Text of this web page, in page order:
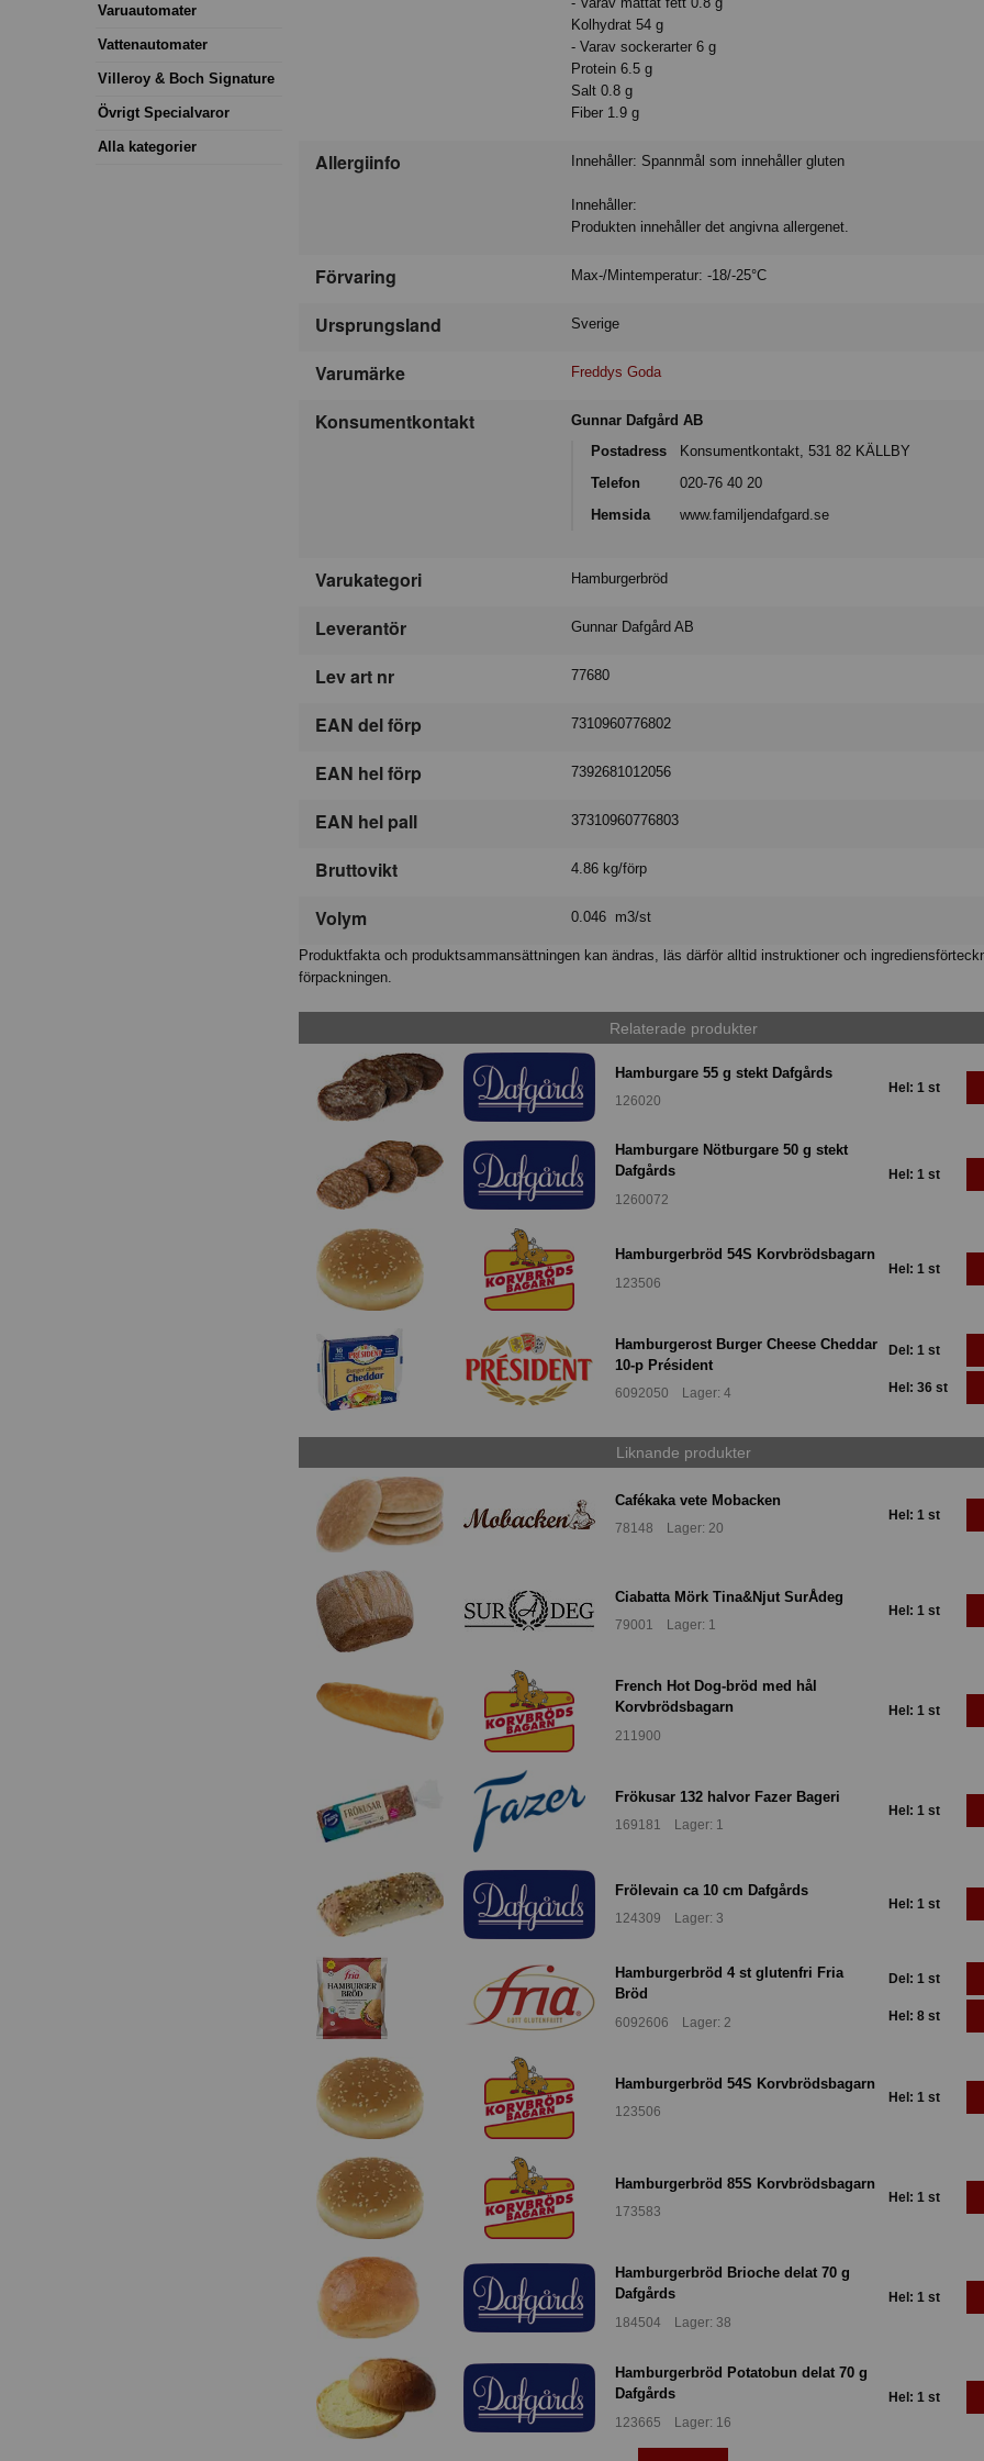
Varuautomater
Vattenautomater
Villeroy & Boch Signature
Övrigt Specialvaror
Alla kategorier
Kolhydrat 54 g
- Varav sockerarter 6 g
Protein 6.5 g
Salt 0.8 g
Fiber 1.9 g
Allergiinfo Innehåller: Spannmål som innehåller gluten
Innehåller:
Produkten innehåller det angivna allergenet.
Förvaring Max-/Mintemperatur: -18/-25°C
Ursprungsland Sverige
Varumärke Freddys Goda
Konsumentkontakt
Gunnar Dafgård AB
Postadress
Konsumentkontakt, 531 82 KÄLLBY
Telefon
020-76 40 20
Hemsida
www.familjendafgard.se
Varukategori Hamburgerbröd
Leverantör Gunnar Dafgård AB
Lev art nr 77680
EAN del förp 7310960776802
EAN hel förp 7392681012056
EAN hel pall 37310960776803
Bruttovikt 4.86 kg/förp
Volym 0.046 m3/st
Produktfakta och produktsammansättningen kan ändras, läs därför alltid instruktioner och
förpackningen.
Relaterade produkter
Hamburgare 55 g stekt Dafgårds
126020
Hel: 1 st
Hamburgare Nötburgare 50 g stekt
Dafgårds
1260072
Hel: 1 st
Hamburgerbröd 54S Korvbrödsbagarn
123506
Hel: 1 st
Hamburgerost Burger Cheese Cheddar
10-p Président
6092050 Lager: 4
Del: 1 st
Hel: 36 st
Liknande produkter
Cafékaka vete Mobacken
78148 Lager: 20
Hel: 1 st
Ciabatta Mörk Tina&Njut SurÅdeg
79001 Lager: 1
Hel: 1 st
French Hot Dog-bröd med hål
Korvbrödsbagarn
211900
Hel: 1 st
Frökusar 132 halvor Fazer Bageri
169181 Lager: 1
Hel: 1 st
Frölevain ca 10 cm Dafgårds
124309 Lager: 3
Hel: 1 st
Hamburgerbröd 4 st glutenfri Fria
Bröd
6092606 Lager: 2
Del: 1 st
Hel: 8 st
Hamburgerbröd 54S Korvbrödsbagarn
123506
Hel: 1 st
Hamburgerbröd 85S Korvbrödsbagarn
173583
Hel: 1 st
Hamburgerbröd Brioche delat 70 g
Dafgårds
184504 Lager: 38
Hel: 1 st
Hamburgerbröd Potatobun delat 70 g
Dafgårds
123665 Lager: 16
Hel: 1 st